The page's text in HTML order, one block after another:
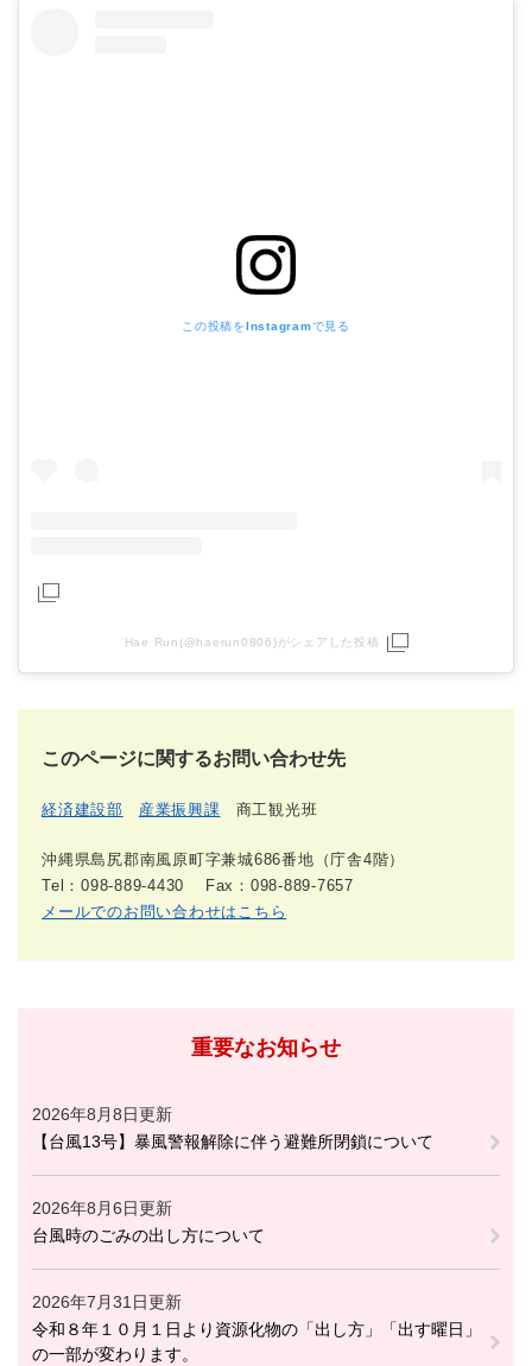
この投稿をInstagramで見る
Hae Run(@haerun0806)がシェアした投稿
このページに関するお問い合わせ先
経済建設部 産業振興課 商工観光班
沖縄県島尻郡南風原町字兼城686番地（庁舎4階）
Tel：098-889-4430
Fax：098-889-7657
メールでのお問い合わせはこちら
重要なお知らせ
2026年8月8日更新
【台風13号】暴風警報解除に伴う避難所閉鎖について
2026年8月6日更新
台風時のごみの出し方について
2026年7月31日更新
令和８年１０月１日より資源化物の「出し方」「出す曜日」
の一部が変わります。